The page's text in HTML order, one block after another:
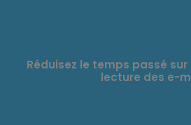
Réduisez le temps passé
lecture des e-